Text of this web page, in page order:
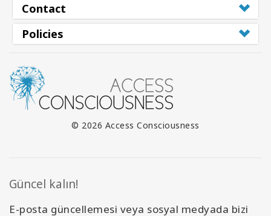
Contact
Policies
© 2026 Access Consciousness
Güncel kalın!
E-posta güncellemesi veya sosyal medyada bizi